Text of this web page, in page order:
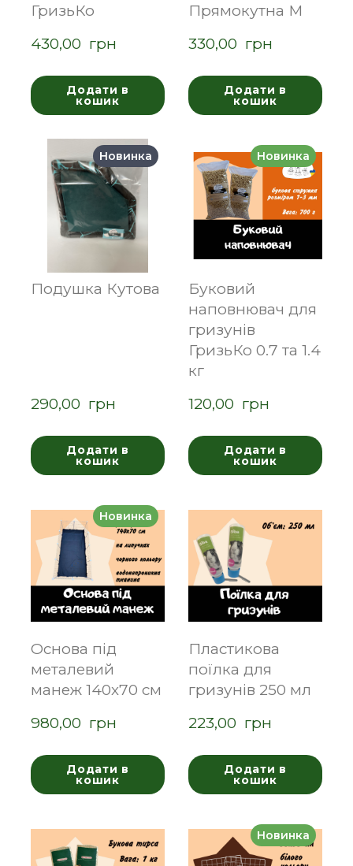
ГризьКо
430,00  грн
Додати в
кошик
Прямокутна М
330,00  грн
Додати в
кошик
Новинка
Подушка Кутова
290,00  грн
Додати в
кошик
Новинка
Буковий
наповнювач для
гризунів
ГризьКо 0.7 та 1.4
кг
120,00  грн
Додати в
кошик
Новинка
Основа під
металевий
манеж 140х70 см
980,00  грн
Додати в
кошик
Пластикова
поїлка для
гризунів 250 мл
223,00  грн
Додати в
кошик
Новинка